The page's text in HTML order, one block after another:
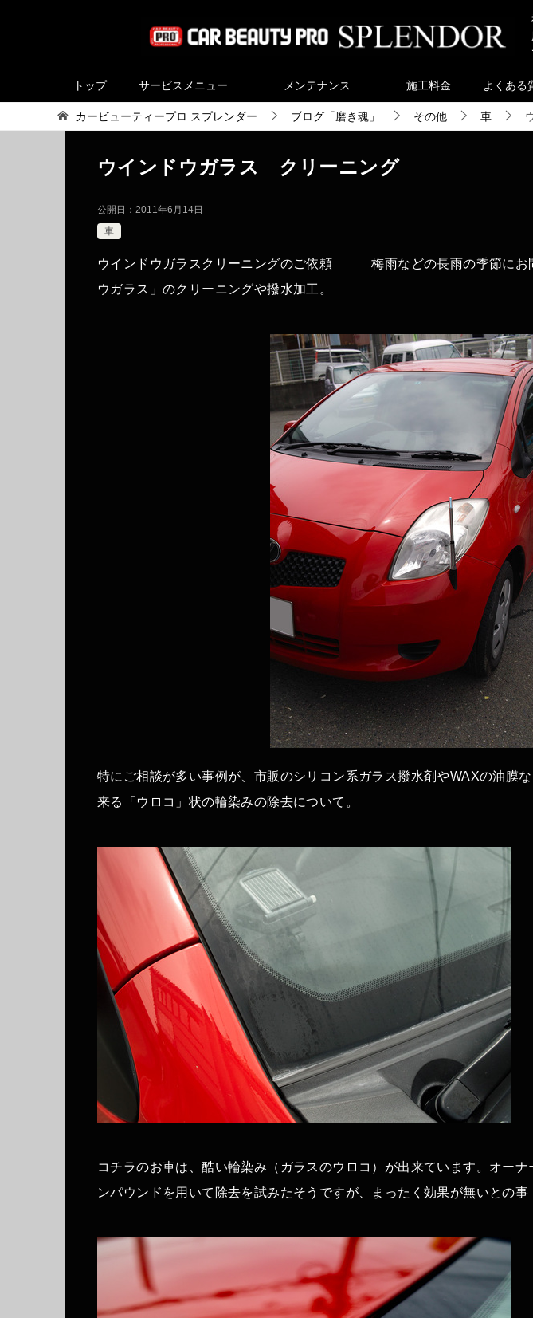
トップ サービスメニュー メンテナンス 施工料金 よくある
カービューティープロ スプレンダー ブログ「磨き魂」 その他 車
ウインドウガラス クリーニング
公開日： 2011年6月14日
車
ウインドウガラスクリーニングのご依頼 梅雨などの長雨の季節にお
ウガラス」のクリーニングや撥水加工。
特にご相談が多い事例が、市販のシリコン系ガラス撥水剤やWAXの油膜
来る「ウロコ」状の輪染みの除去について。
コチラのお車は、酷い輪染み（ガラスのウロコ）が出来ています。オー
ンパウンドを用いて除去を試みたそうですが、まったく効果が無いとの事